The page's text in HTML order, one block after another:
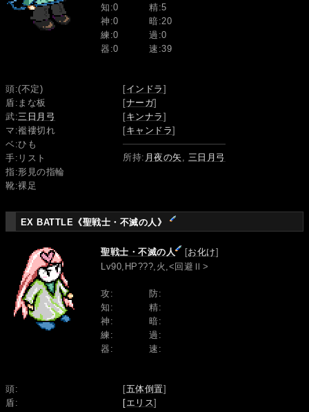
知:0
神:0
練:0
器:0
精:5
暗:20
過:0
速:39
頭:(不定)
盾:まな板
武:三日月弓
マ:襤褸切れ
ベ:ひも
手:リスト
指:形見の指輪
靴:裸足
[インドラ ]
[ナーガ]
[キンナラ ]
[キャンドラ]
所持: 月夜の矢 , 三日月弓
EX BATTLE《聖戦士・不滅の人》
聖戦士・不滅の人 [お化け]
Lv90,HP???,火,<回避Ⅱ>
攻:
知:
神:
練:
器:
防:
精:
暗:
過:
速:
頭:
盾:
[五体倒置]
[エリス]